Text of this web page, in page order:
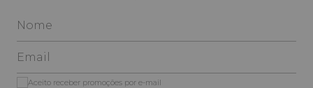
Aceito receber promoções por e-mail